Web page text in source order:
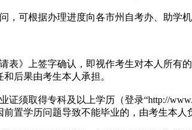
可根据办理进度向各市州自考办、助学机
表》上签字确认，即视作考生对本人所
后果由考生本人承担。
须取得专科及以上学历（登录“http://
前置学历问题导致不能毕业的，由考生本人